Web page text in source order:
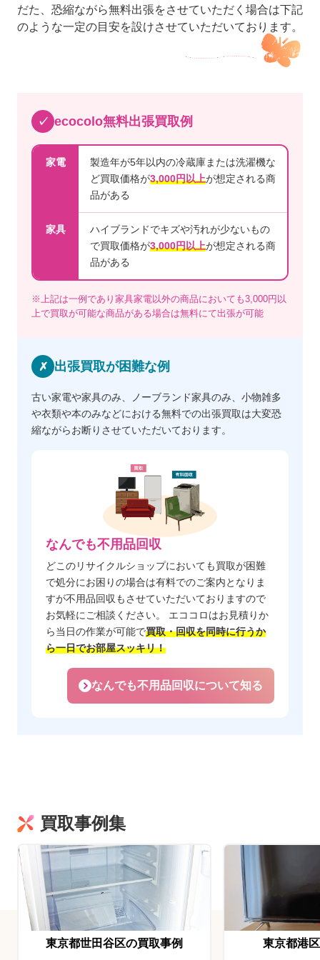
だた、恐縮ながら無料出張をさせていただく場合は下記
のような一定の目安を設けさせていただいております。
✓ ecocolo無料出張買取例
家電
製造年が5年以内の冷蔵庫または洗濯機な
ど買取価格が3,000円以上が想定される商
品がある
家具
ハイブランドでキズや汚れが少ないもの
で買取価格が3,000円以上が想定される商
品がある
※上記は一例であり家具家電以外の商品においても3,000円以
上で買取が可能な商品がある場合は無料にて出張が可能
✗ 出張買取が困難な例
古い家電や家具のみ、ノーブランド家具のみ、小物雑多
や衣類や本のみなどにおける無料での出張買取は大変恐
縮ながらお断りさせていただいております。
なんでも不用品回収
どこのリサイクルショップにおいても買取が困難
で処分にお困りの場合は有料でのご案内となりま
すが不用品回収もさせていただいておりますので
お気軽にご相談ください。 エココロはお見積りか
ら当日の作業が可能で買取・回収を同時に行うか
ら一日でお部屋スッキリ！
なんでも不用品回収について知る
買取事例集
東京都世田谷区の買取事例 東京都港